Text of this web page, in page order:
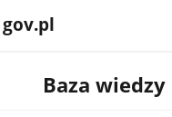
gov.pl
Baza wiedzy